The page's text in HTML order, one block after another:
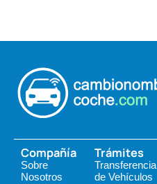
Compañía
Sobre
Nosotros
Trámites
Transferencia
de Vehículos